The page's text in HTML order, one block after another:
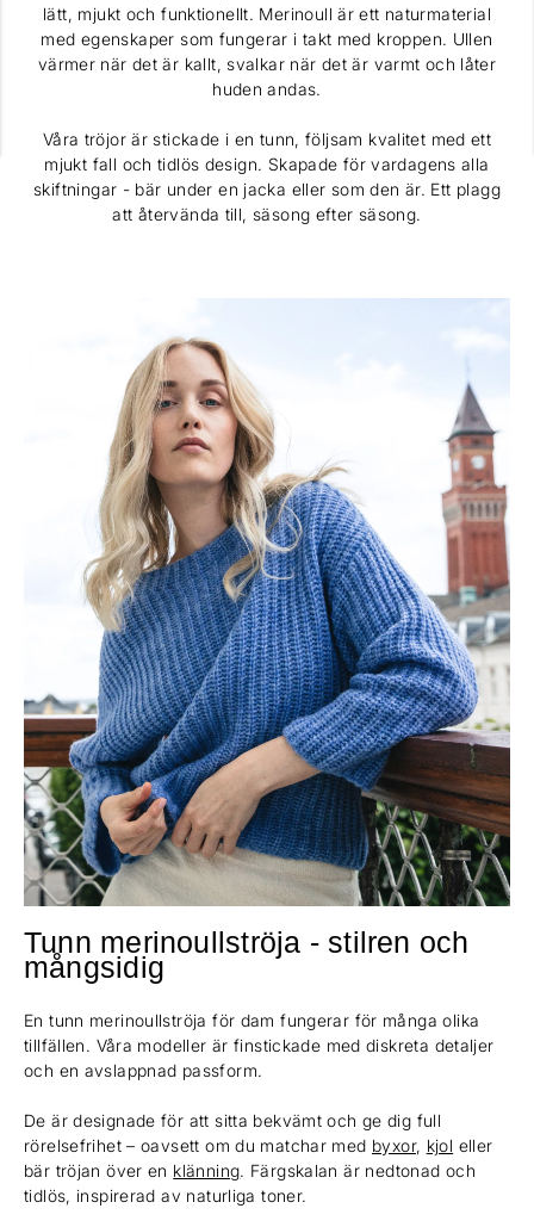
lätt, mjukt och funktionellt. Merinoull är ett naturmaterial
med egenskaper som fungerar i takt med kroppen. Ullen
värmer när det är kallt, svalkar när det är varmt och låter
huden andas.
Våra tröjor är stickade i en tunn, följsam kvalitet med ett
mjukt fall och tidlös design. Skapade för vardagens alla
skiftningar - bär under en jacka eller som den är. Ett plagg
att återvända till, säsong efter säsong.
Tunn merinoullströja - stilren och
mångsidig
En tunn merinoullströja för dam fungerar för många olika
tillfällen. Våra modeller är finstickade med diskreta detaljer
och en avslappnad passform.
De är designade för att sitta bekvämt och ge dig full
rörelsefrihet – oavsett om du matchar med byxor, kjol eller
bär tröjan över en klänning. Färgskalan är nedtonad och
tidlös, inspirerad av naturliga toner.